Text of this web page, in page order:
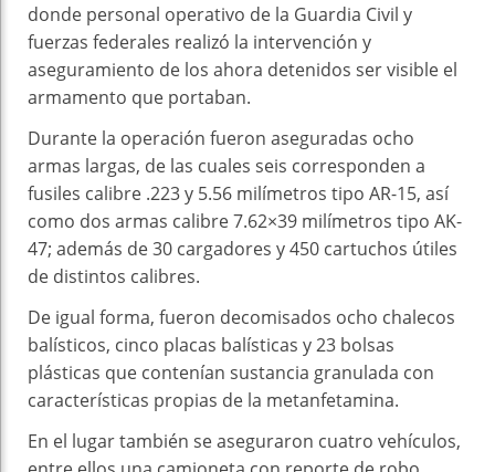
donde personal operativo de la Guardia Civil y
fuerzas federales realizó la intervención y
aseguramiento de los ahora detenidos ser visible el
armamento que portaban.
Durante la operación fueron aseguradas ocho
armas largas, de las cuales seis corresponden a
fusiles calibre .223 y 5.56 milímetros tipo AR-15, así
como dos armas calibre 7.62×39 milímetros tipo AK-
47; además de 30 cargadores y 450 cartuchos útiles
de distintos calibres.
De igual forma, fueron decomisados ocho chalecos
balísticos, cinco placas balísticas y 23 bolsas
plásticas que contenían sustancia granulada con
características propias de la metanfetamina.
En el lugar también se aseguraron cuatro vehículos,